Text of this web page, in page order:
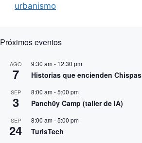
urbanismo
Próximos eventos
AGO
7
9:30 am- 12:30 pm
Historias que encienden Chispas
SEP
3
8:00 am-5:00 pm
Panch0y Camp (taller de IA)
SEP
24
8:00 am-5:00 pm
TurisTech